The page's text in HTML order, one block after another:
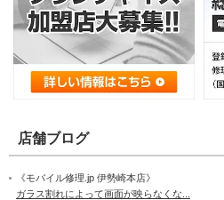
店舗ブログ
《モバイル修理.jp 伊勢崎本店》
ガラス割れによって画面が映らなくな...